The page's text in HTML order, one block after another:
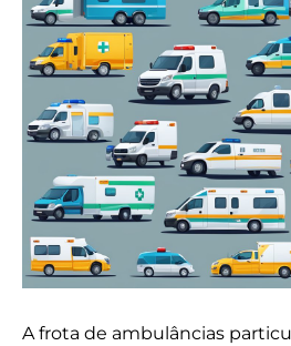
A frota de ambulâncias